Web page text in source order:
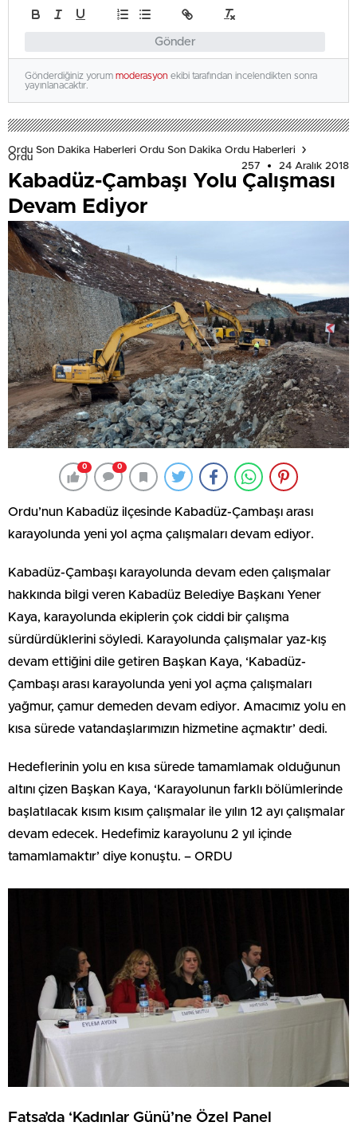
Gönder
Gönderdiğiniz yorum moderasyon ekibi tarafından incelendikten sonra
yayınlanacaktır.
Ordu Son Dakika Haberleri Ordu Son Dakika Ordu Haberleri
Ordu
257
24 Aralık 2018
Kabadüz-Çambaşı Yolu Çalışması
Devam Ediyor
0 0
Ordu’nun Kabadüz ilçesinde Kabadüz-Çambaşı arası
karayolunda yeni yol açma çalışmaları devam ediyor.
Kabadüz-Çambaşı karayolunda devam eden çalışmalar
hakkında bilgi veren Kabadüz Belediye Başkanı Yener
Kaya, karayolunda ekiplerin çok ciddi bir çalışma
sürdürdüklerini söyledi. Karayolunda çalışmalar yaz-kış
devam ettiğini dile getiren Başkan Kaya, ‘Kabadüz-
Çambaşı arası karayolunda yeni yol açma çalışmaları
yağmur, çamur demeden devam ediyor. Amacımız yolu en
kısa sürede vatandaşlarımızın hizmetine açmaktır’ dedi.
Hedeflerinin yolu en kısa sürede tamamlamak olduğunun
altını çizen Başkan Kaya, ‘Karayolunun farklı bölümlerinde
başlatılacak kısım kısım çalışmalar ile yılın 12 ayı çalışmalar
devam edecek. Hedefimiz karayolunu 2 yıl içinde
tamamlamaktır’ diye konuştu. – ORDU
Fatsa’da ‘Kadınlar Günü’ne Özel Panel